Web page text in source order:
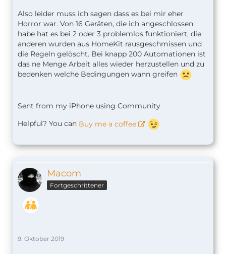
Also leider muss ich sagen dass es bei mir eher
Horror war. Von 16 Geräten, die ich angeschlossen
habe hat es bei 2 oder 3 problemlos funktioniert, die
anderen wurden aus HomeKit rausgeschmissen und
die Regeln gelöscht. Bei knapp 200 Automationen ist
das ne Menge Arbeit alles wieder herzustellen und zu
bedenken welche Bedingungen wann greifen
Sent from my iPhone using Community
Helpful? You can Buy me a coffee
Macom
Fortgeschrittener
9. Oktober 2019